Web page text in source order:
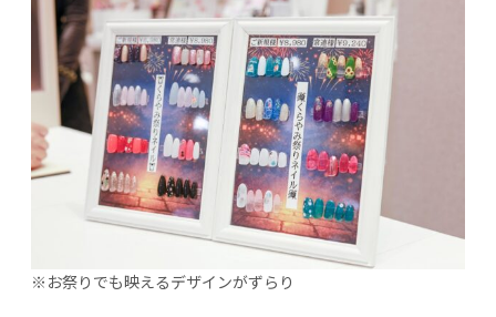
お祭りでも映えるデザインがずらり